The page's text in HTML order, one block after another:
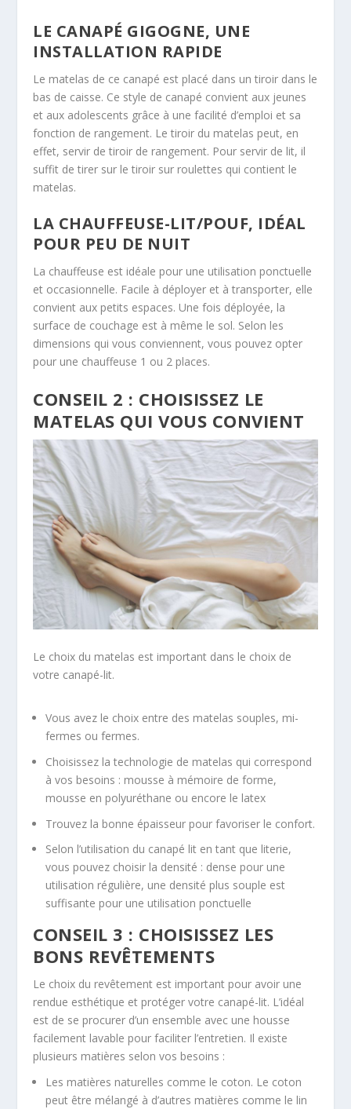
LE CANAPÉ GIGOGNE, UNE
INSTALLATION RAPIDE
Le matelas de ce canapé est placé dans un tiroir dans le
bas de caisse. Ce style de canapé convient aux jeunes
et aux adolescents grâce à une facilité d’emploi et sa
fonction de rangement. Le tiroir du matelas peut, en
effet, servir de tiroir de rangement. Pour servir de lit, il
suffit de tirer sur le tiroir sur roulettes qui contient le
matelas.
LA CHAUFFEUSE-LIT/POUF, IDÉAL
POUR PEU DE NUIT
La chauffeuse est idéale pour une utilisation ponctuelle
et occasionnelle. Facile à déployer et à transporter, elle
convient aux petits espaces. Une fois déployée, la
surface de couchage est à même le sol. Selon les
dimensions qui vous conviennent, vous pouvez opter
pour une chauffeuse 1 ou 2 places.
CONSEIL 2 : CHOISISSEZ LE
MATELAS QUI VOUS CONVIENT
Le choix du matelas est important dans le choix de
votre canapé-lit.
Vous avez le choix entre des matelas souples, mi-
fermes ou fermes.
Choisissez la technologie de matelas qui correspond
à vos besoins : mousse à mémoire de forme,
mousse en polyuréthane ou encore le latex
Trouvez la bonne épaisseur pour favoriser le confort.
Selon l’utilisation du canapé lit en tant que literie,
vous pouvez choisir la densité : dense pour une
utilisation régulière, une densité plus souple est
suffisante pour une utilisation ponctuelle
CONSEIL 3 : CHOISISSEZ LES
BONS REVÊTEMENTS
Le choix du revêtement est important pour avoir une
rendue esthétique et protéger votre canapé-lit. L’idéal
est de se procurer d’un ensemble avec une housse
facilement lavable pour faciliter l’entretien. Il existe
plusieurs matières selon vos besoins :
Les matières naturelles comme le coton. Le coton
peut être mélangé à d’autres matières comme le lin